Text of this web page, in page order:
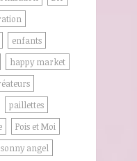
enfants
happy market
paillettes
Pois et Moi
sonny angel